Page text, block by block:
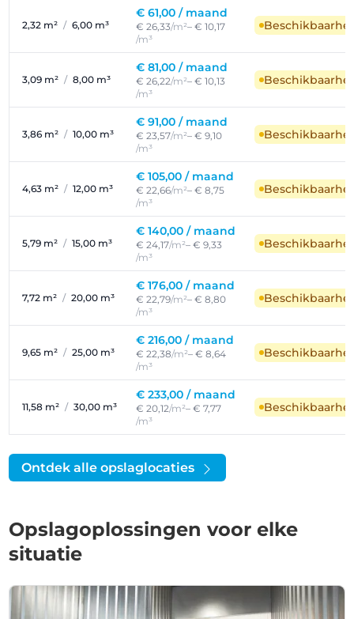
2,32 m² / 6,00 m³
€ 61,00 / maand
€ 26,33/m²– € 10,17
/m³
3,09 m² / 8,00 m³
€ 81,00 / maand
€ 26,22/m²– € 10,13
/m³
3,86 m² / 10,00 m³
€ 91,00 / maand
€ 23,57/m²– € 9,10
/m³
4,63 m² / 12,00 m³
€ 105,00 / maand
€ 22,66/m²– € 8,75
/m³
5,79 m² / 15,00 m³
€ 140,00 / maand
€ 24,17/m²– € 9,33
/m³
7,72 m² / 20,00 m³
€ 176,00 / maand
€ 22,79/m²– € 8,80
/m³
9,65 m² / 25,00 m³
€ 216,00 / maand
€ 22,38/m²– € 8,64
/m³
11,58 m² / 30,00 m³
€ 233,00 / maand
€ 20,12/m²– € 7,77
/m³
Ontdek alle opslaglocaties
Opslagoplossingen voor elke
situatie